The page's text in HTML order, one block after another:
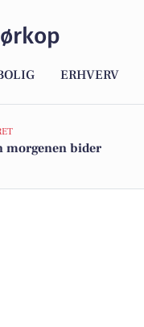
ERHVERV
morgenen bider